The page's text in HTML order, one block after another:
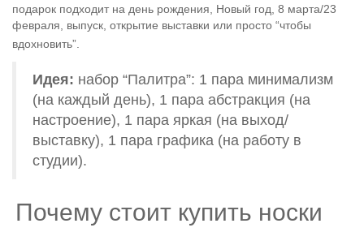
подарок подходит на день рождения, Новый год, 8 марта/23
февраля, выпуск, открытие выставки или просто “чтобы
вдохновить”.
Идея: набор “Палитра”: 1 пара минимализм
(на каждый день), 1 пара абстракция (на
настроение), 1 пара яркая (на выход/
выставку), 1 пара графика (на работу в
студии).
Почему стоит купить носки